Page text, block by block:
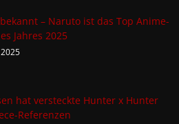
– Naruto ist das Top Anime-
Jahres 2025
hat versteckte Hunter x Hunter
Referenzen